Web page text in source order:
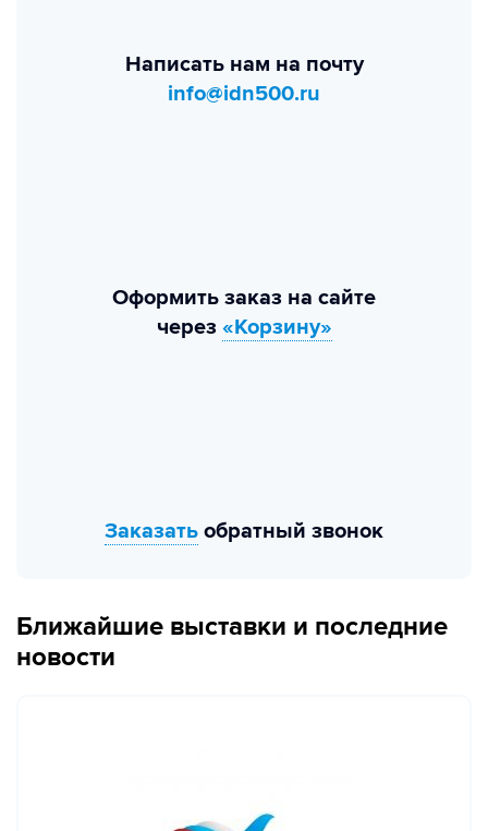
Написать нам на почту
info@idn500.ru
Оформить заказ на сайте
через «Корзину»
Заказать обратный звонок
Ближайшие выставки и последние
новости